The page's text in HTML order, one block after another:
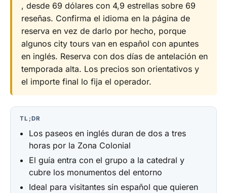
, desde 69 dólares con 4,9 estrellas sobre 69
reseñas. Confirma el idioma en la página de
reserva en vez de darlo por hecho, porque
algunos city tours van en español con apuntes
en inglés. Reserva con dos días de antelación en
temporada alta. Los precios son orientativos y
el importe final lo fija el operador.
TL;DR
Los paseos en inglés duran de dos a tres
horas por la Zona Colonial
El guía entra con el grupo a la catedral y
cubre los monumentos del entorno
Ideal para visitantes sin español que quieren